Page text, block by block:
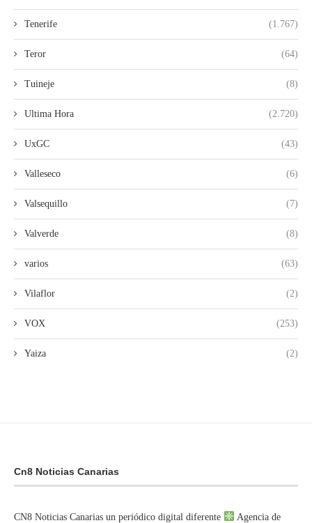
Tenerife (1.767)
Teror (64)
Tuineje (8)
Ultima Hora (2.720)
UxGC (43)
Valleseco (6)
Valsequillo (7)
Valverde (8)
varios (63)
Vilaflor (2)
VOX (253)
Yaiza (2)
Cn8 Noticias Canarias
CN8 Noticias Canarias un periódico digital diferente
Agencia de